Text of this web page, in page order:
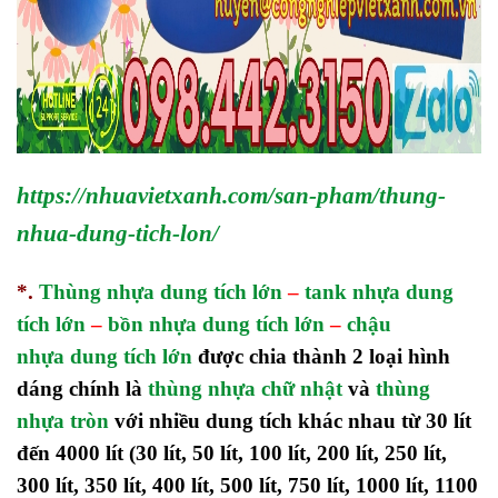
https://nhuavietxanh.com/san-pham/thung-
nhua-dung-tich-lon/
*. Thùng nhựa dung tích lớn – tank nhựa dung
tích lớn – bồn nhựa dung tích lớn – chậu
nhựa dung tích lớn được chia thành 2 loại hình
dáng chính là thùng nhựa chữ nhật và thùng
nhựa tròn với nhiều dung tích khác nhau từ 30 lít
đến 4000 lít (30 lít, 50 lít, 100 lít, 200 lít, 250 lít,
300 lít, 350 lít, 400 lít, 500 lít, 750 lít, 1000 lít, 1100